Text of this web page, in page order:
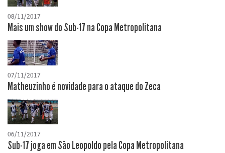
08/11/2017
Mais um show do Sub-17 na Copa Metropolitana
07/11/2017
Matheuzinho é novidade para o ataque do Zeca
06/11/2017
Sub-17 joga em São Leopoldo pela Copa Metropolitana